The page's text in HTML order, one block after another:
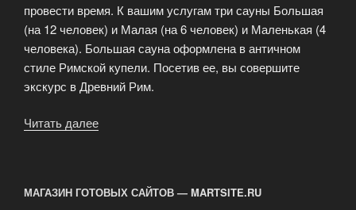
провести время. К вашим услугам три сауны Большая
(на 12 человек) и Малая (на 6 человек) и Маленькая (4
человека). Большая сауна оформлена в античном
стиле Римской купели. Посетив ее, вы совершите
экскурс в Древний Рим.
Читать далее
улице
МАГАЗИН ГОТОВЫХ САЙТОВ — MARTSITE.RU